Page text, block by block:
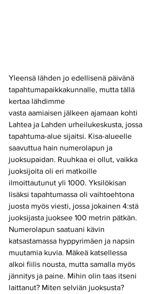
Yleensä lähden jo edellisenä päivänä
tapahtumapaikkakunnalle, mutta tällä
kertaa lähdimme
vasta aamiaisen jälkeen ajamaan kohti
Lahtea ja Lahden urheilukeskusta, jossa
tapahtuma-alue sijaitsi. Kisa-alueelle
saavuttua hain numerolapun ja
juoksupaidan. Ruuhkaa ei ollut, vaikka
juoksijoita oli eri matkoille
ilmoittautunut yli 1000. Yksilökisan
lisäksi tapahtumassa oli vaihtoehtona
juosta myös viesti, jossa jokainen 4:stä
juoksijasta juoksee 100 metrin pätkän.
Numerolapun saatuani kävin
katsastamassa hyppyrimäen ja napsin
muutamia kuvia. Mäkeä katsellessa
alkoi fiilis nousta, mutta samalla myös
jännitys ja paine. Mihin olin taas itseni
laittanut? Miten selviän juoksusta?